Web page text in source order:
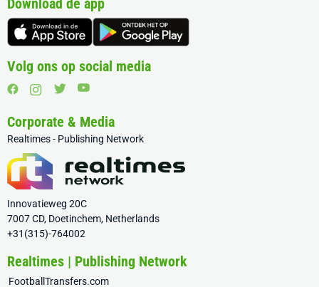
Download de app
Volg ons op social media
Corporate & Media
Realtimes - Publishing Network
Innovatieweg 20C
7007 CD, Doetinchem, Netherlands
+31(315)-764002
Realtimes | Publishing Network
FootballTransfers.com